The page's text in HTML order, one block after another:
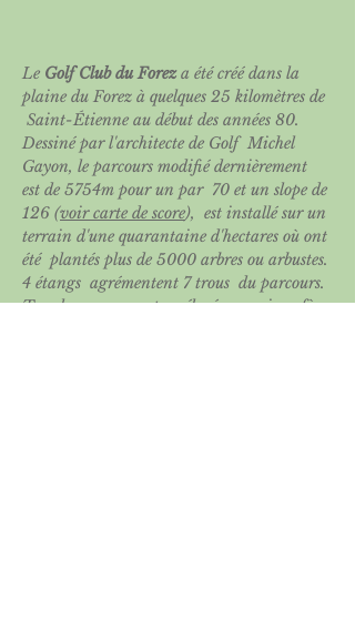
Le Golf Club du Forez​ a été créé dans la
plaine du Forez à quelques 25 kilomètres de
Saint-Étienne au début des années 80.
Dessiné par l'architecte de Golf  Michel
Gayon, le parcours modifié dernièrement
est de 5754m pour un par  70 et un slope de
126 (voir carte de score),  est installé sur un
terrain d'une quarantaine d'hectares où ont
été  plantés plus de 5000 arbres ou arbustes.
4 étangs  agrémentent 7 trous  du parcours.
Tous les greens sont surélevés, ce qui confère